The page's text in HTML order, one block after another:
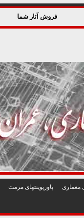
فروش آثار شما
معماری پاورپوينتهای مرمت